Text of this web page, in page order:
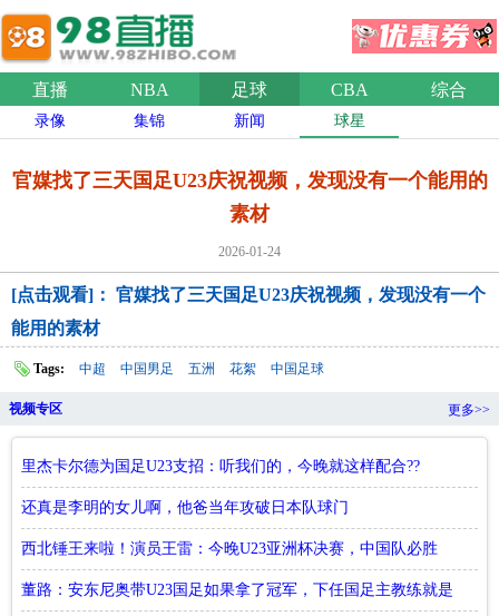
直播 NBA 足球 CBA 综合
录像 集锦 新闻 球星
官媒找了三天国足U23庆祝视频，发现没有一个能用的
素材
2026-01-24
[点击观看]： 官媒找了三天国足U23庆祝视频，发现没有一个
能用的素材
Tags: 中超 中国男足 五洲 花絮 中国足球
视频专区 更多>>
里杰卡尔德为国足U23支招：听我们的，今晚就这样配合??
还真是李明的女儿啊，他爸当年攻破日本队球门
西北锤王来啦！演员王雷：今晚U23亚洲杯决赛，中国队必胜
董路：安东尼奥带U23国足如果拿了冠军，下任国足主教练就是